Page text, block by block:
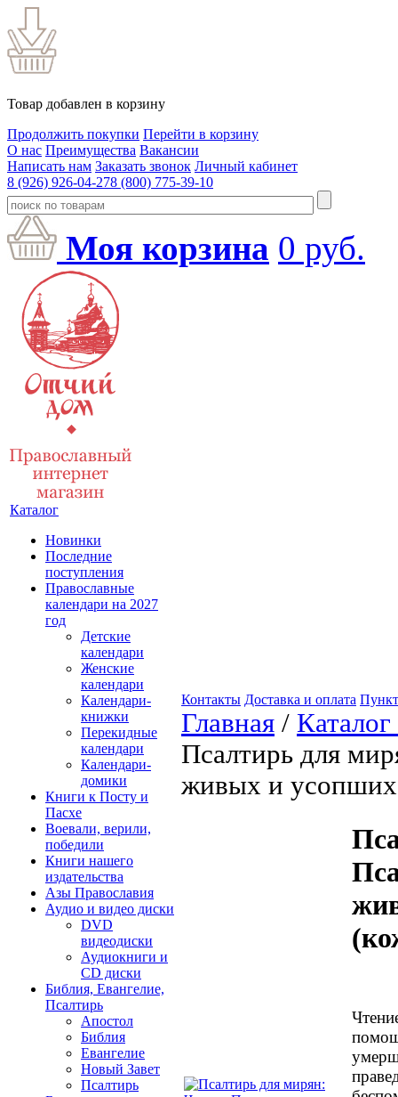
Товар добавлен в корзину
Продолжить покупки Перейти в корзину
О нас Преимущества Вакансии
Написать нам Заказать звонок Личный кабинет
8 (926) 926-04-278 (800) 775-39-10
Моя корзина 0 руб.
Каталог
Новинки
Последние
поступления
Православные
календари на 2027
год
Детские
календари
Женские
календари
Календари-
книжки
Перекидные
календари
Календари-
домики
Книги к Посту и
Пасхе
Воевали, верили,
победили
Книги нашего
издательства
Азы Православия
Аудио и видео диски
DVD
видеодиски
Аудиокниги и
CD диски
Библия, Евангелие,
Псалтирь
Апостол
Библия
Евангелие
Новый Завет
Псалтирь
Контакты Доставка и оплата
Главная /
Псалтирь для
живых и усопших